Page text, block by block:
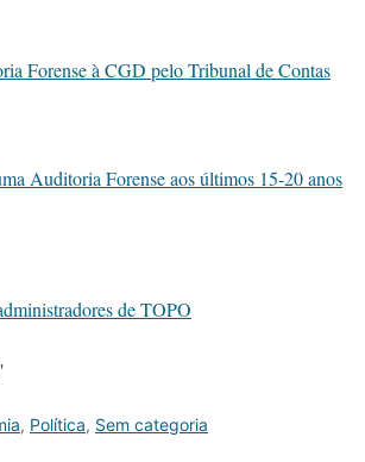
Forense à CGD pelo Tribunal de Contas
Auditoria Forense aos últimos 15-20 anos
de TOPO
, Política, Sem categoria